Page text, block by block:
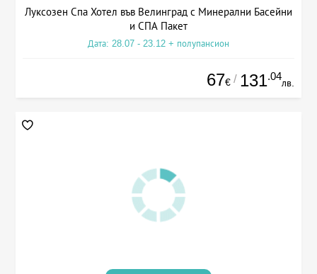
Луксозен Спа Хотел във Велинград с Минерални Басейни
и СПА Пакет
Дата: 28.07 - 23.12 + полупансион
67€ / 131.04
лв.